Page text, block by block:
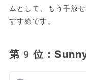
ムとして、もう手放
すすめです。
第9位：